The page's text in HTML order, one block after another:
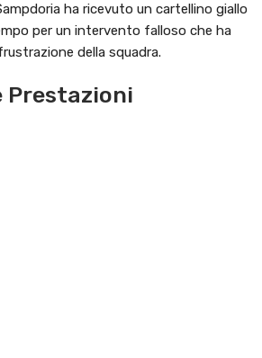
ha ricevuto un cartellino giallo
per un intervento falloso che ha
della squadra.
Prestazioni